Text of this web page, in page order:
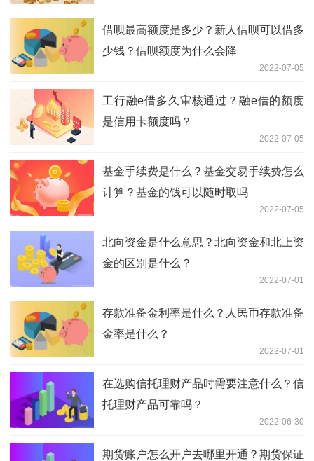
借呗最高额度是多少？新人借呗可以借多
少钱？借呗额度为什么会降
2022-07-05
工行融e借多久审核通过？融e借的额度
是信用卡额度吗？
2022-07-05
基金手续费是什么？基金交易手续费怎么
计算？基金的钱可以随时取吗
2022-07-05
北向资金是什么意思？北向资金和北上资
金的区别是什么？
2022-07-01
存款准备金利率是什么？人民币存款准备
金率是什么？
2022-07-01
在选购信托理财产品时需要注意什么？信
托理财产品可靠吗？
2022-06-30
期货账户怎么开户去哪里开通？期货保证